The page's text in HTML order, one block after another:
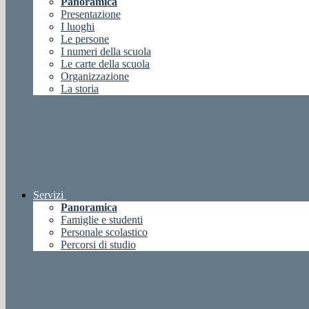
Presentazione
I luoghi
Le persone
I numeri della scuola
Le carte della scuola
Organizzazione
La storia
Servizi
Panoramica
Famiglie e studenti
Personale scolastico
Percorsi di studio